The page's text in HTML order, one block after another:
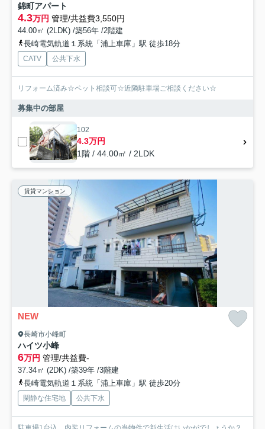
錦町アパート
4.3万円 管理/共益費3,550円
44.00㎡ (2LDK) /築56年 /2階建
長崎電気軌道１系統「浦上車庫」駅 徒歩18分
CATV 公共下水
リフォーム済み☆ペット相談可☆近隣駐車場ご相談ください☆
募集中の部屋
102
4.3万円
1階 / 44.00㎡ / 2LDK
賃貸マンション
NEW
長崎市小峰町
ハイツ小峰
6万円 管理/共益費-
37.34㎡ (2DK) /築39年 /3階建
長崎電気軌道１系統「浦上車庫」駅 徒歩20分
閑静な住宅地 公共下水